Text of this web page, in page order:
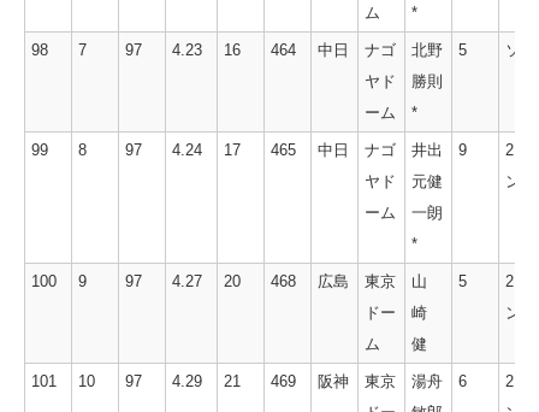
ム
*
98 7 97 4.23 16 464 中日
ナゴ
ヤド
ーム
北野
勝則
*
5 ソロ
99 8 97 4.24 17 465 中日
ナゴ
ヤド
ーム
井出
元健
一朗
*
9
2ラ
ン
100 9 97 4.27 20 468 広島
東京
ドー
ム
山
崎
健
5
2ラ
ン
101 10 97 4.29 21 469 阪神
東京
湯舟
6
2ラ